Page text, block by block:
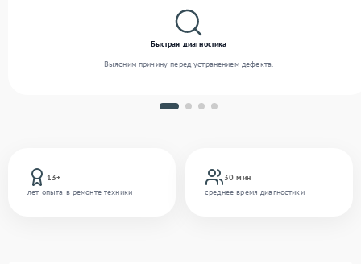
13+
лет опыта в ремонте техники
30 мин
среднее время диагностики
Быстрая диагностика
Выясним причину перед устранением дефекта.